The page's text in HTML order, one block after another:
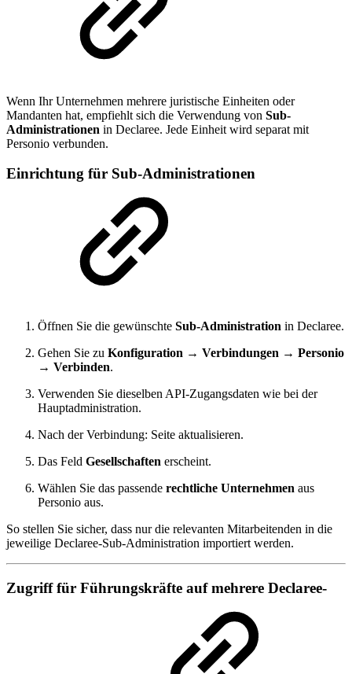
Wenn Ihr Unternehmen mehrere juristische Einheiten oder
Mandanten hat, empfiehlt sich die Verwendung von Sub-
Administrationen in Declaree. Jede Einheit wird separat mit
Personio verbunden.
Einrichtung für Sub-Administrationen
Öffnen Sie die gewünschte Sub-Administration in Declaree.
Gehen Sie zu Konfiguration → Verbindungen → Personio
→ Verbinden.
Verwenden Sie dieselben API-Zugangsdaten wie bei der
Hauptadministration.
Nach der Verbindung: Seite aktualisieren.
Das Feld Gesellschaften erscheint.
Wählen Sie das passende rechtliche Unternehmen aus
Personio aus.
So stellen Sie sicher, dass nur die relevanten Mitarbeitenden in die
jeweilige Declaree-Sub-Administration importiert werden.
Zugriff für Führungskräfte auf mehrere Declaree-